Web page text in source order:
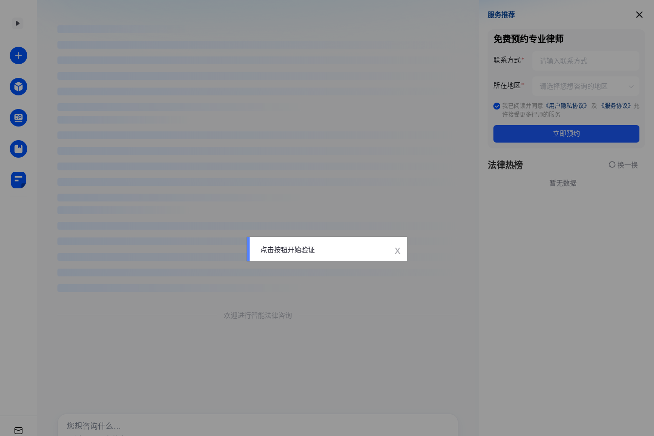
欢迎进行智能法律咨询
服务推荐
服务推荐
免费预约专业律师
联系方式
所在地区
我已阅读并同意 《用户隐私协议》 及 《服务协议》 允
许接受更多律师的服务
立即预约
法律热榜 换一换
暂无数据
点击按钮开始验证 x